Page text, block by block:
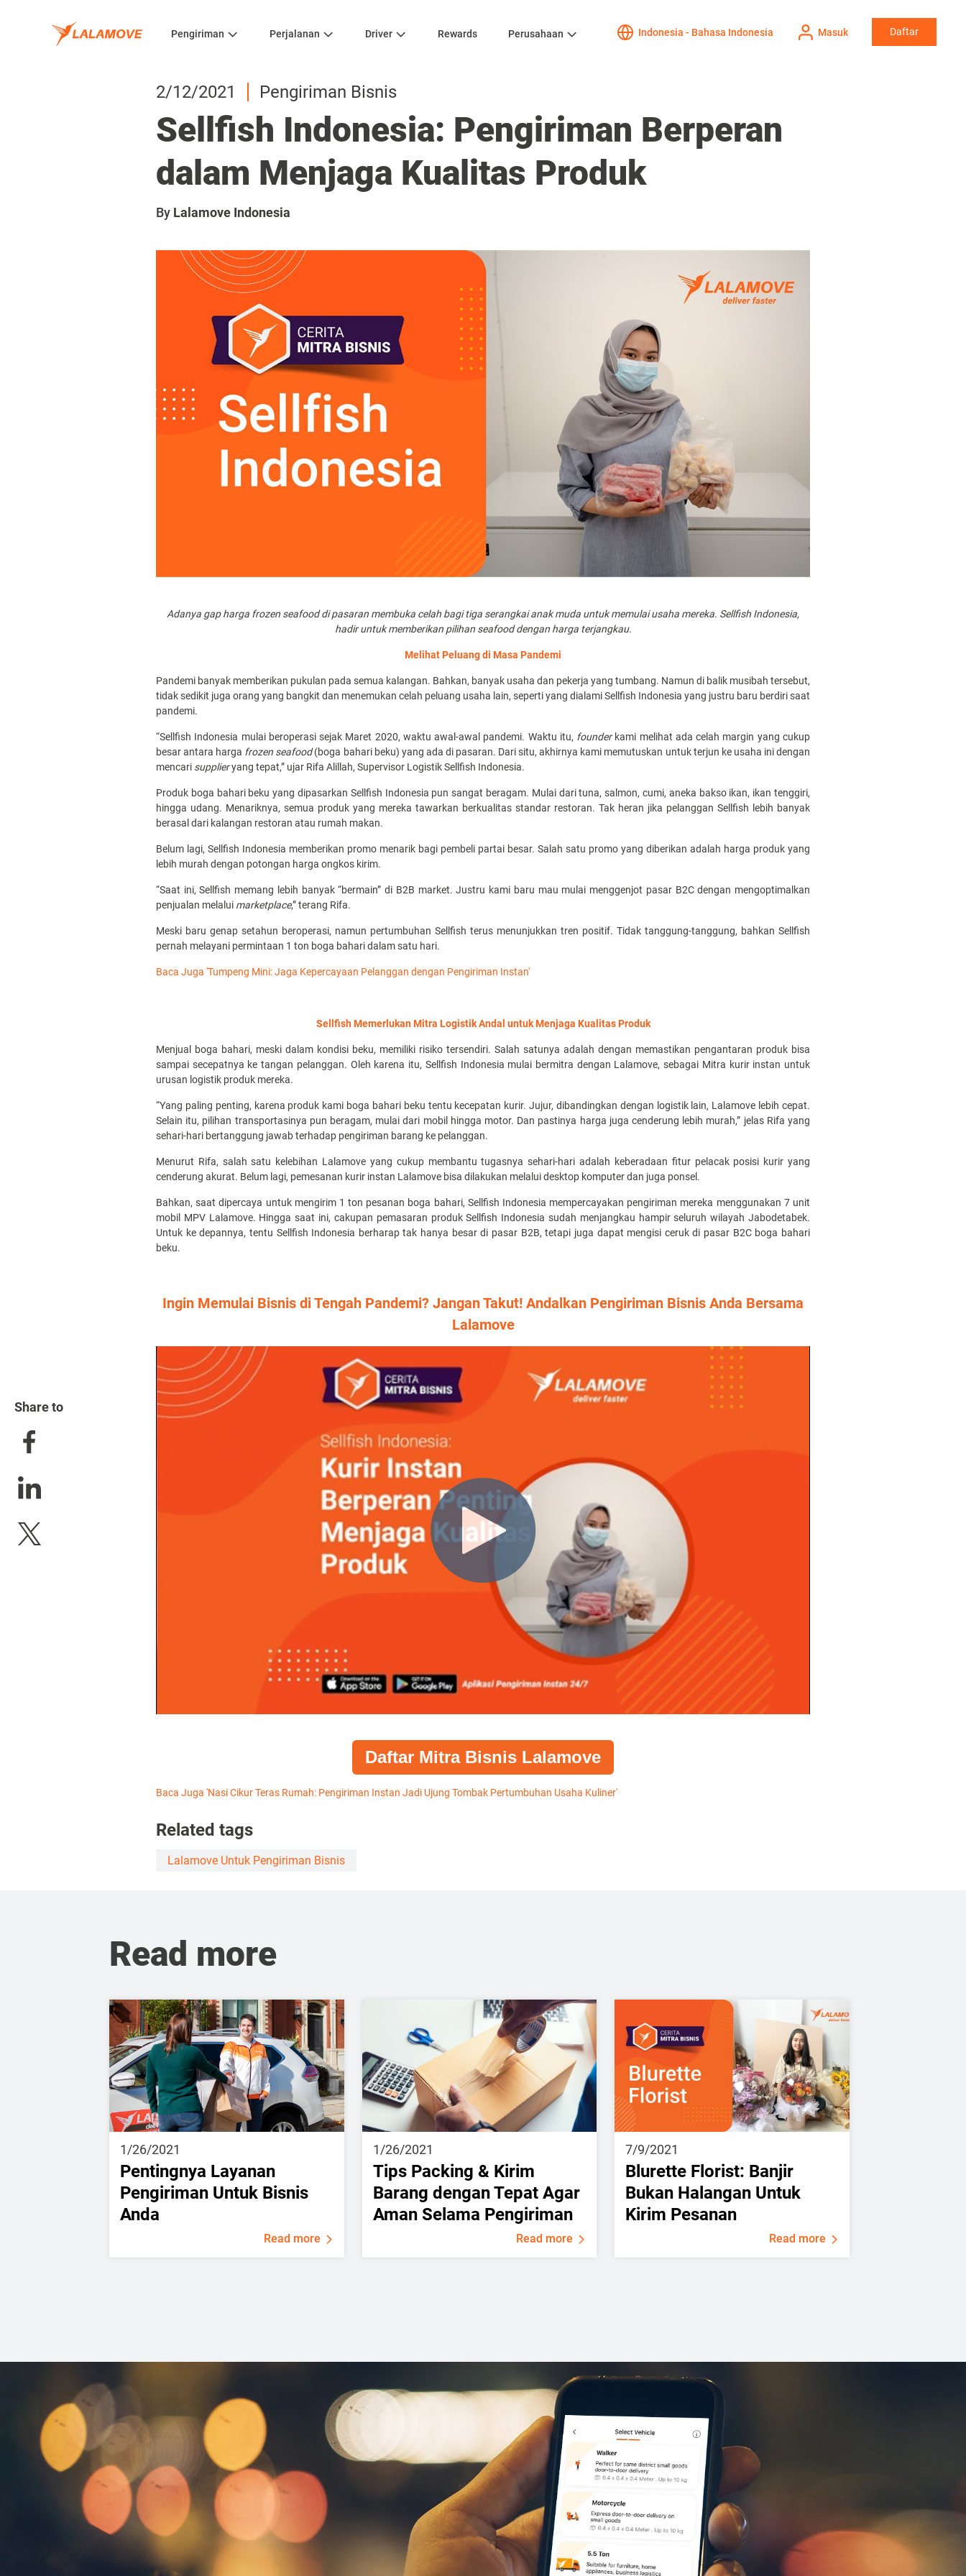
Pengiriman Perjalanan Driver Rewards Perusahaan Indonesia - Bahasa Indonesia Masuk Daftar
2/12/2021 Pengiriman Bisnis
Sellfish Indonesia: Pengiriman Berperan
dalam Menjaga Kualitas Produk
By Lalamove Indonesia
Adanya gap harga frozen seafood di pasaran membuka celah bagi tiga serangkai anak muda untuk memulai usaha mereka. Sellfish Indonesia,
hadir untuk memberikan pilihan seafood dengan harga terjangkau.
Melihat Peluang di Masa Pandemi
Pandemi banyak memberikan pukulan pada semua kalangan. Bahkan, banyak usaha dan pekerja yang tumbang. Namun di balik musibah tersebut,
tidak sedikit juga orang yang bangkit dan menemukan celah peluang usaha lain, seperti yang dialami Sellfish Indonesia yang justru baru berdiri saat
pandemi.
“Sellfish Indonesia mulai beroperasi sejak Maret 2020, waktu awal-awal pandemi. Waktu itu, founderkami melihat ada celah margin yang cukup
besar antara harga frozen seafood(boga bahari beku) yang ada di pasaran. Dari situ, akhirnya kami memutuskan untuk terjun ke usaha ini dengan
mencari supplieryang tepat,” ujar Rifa Alillah, Supervisor Logistik Sellfish Indonesia.
Produk boga bahari beku yang dipasarkan Sellfish Indonesia pun sangat beragam. Mulai dari tuna, salmon, cumi, aneka bakso ikan, ikan tenggiri,
hingga udang. Menariknya, semua produk yang mereka tawarkan berkualitas standar restoran. Tak heran jika pelanggan Sellfish lebih banyak
berasal dari kalangan restoran atau rumah makan.
Belum lagi, Sellfish Indonesia memberikan promo menarik bagi pembeli partai besar. Salah satu promo yang diberikan adalah harga produk yang
lebih murah dengan potongan harga ongkos kirim.
“Saat ini, Sellfish memang lebih banyak “bermain” di B2B market. Justru kami baru mau mulai menggenjot pasar B2C dengan mengoptimalkan
penjualan melalui marketplace,” terang Rifa.
Meski baru genap setahun beroperasi, namun pertumbuhan Sellfish terus menunjukkan tren positif. Tidak tanggung-tanggung, bahkan Sellfish
pernah melayani permintaan 1 ton boga bahari dalam satu hari.
Baca Juga 'Tumpeng Mini: Jaga Kepercayaan Pelanggan dengan Pengiriman Instan'
Sellfish Memerlukan Mitra Logistik Andal untuk Menjaga Kualitas Produk
Menjual boga bahari, meski dalam kondisi beku, memiliki risiko tersendiri. Salah satunya adalah dengan memastikan pengantaran produk bisa
sampai secepatnya ke tangan pelanggan. Oleh karena itu, Sellfish Indonesia mulai bermitra dengan Lalamove, sebagai Mitra kurir instan untuk
urusan logistik produk mereka.
“Yang paling penting, karena produk kami boga bahari beku tentu kecepatan kurir. Jujur, dibandingkan dengan logistik lain, Lalamove lebih cepat.
Selain itu, pilihan transportasinya pun beragam, mulai dari mobil hingga motor. Dan pastinya harga juga cenderung lebih murah,” jelas Rifa yang
sehari-hari bertanggung jawab terhadap pengiriman barang ke pelanggan.
Menurut Rifa, salah satu kelebihan Lalamove yang cukup membantu tugasnya sehari-hari adalah keberadaan fitur pelacak posisi kurir yang
cenderung akurat. Belum lagi, pemesanan kurir instan Lalamove bisa dilakukan melalui desktop komputer dan juga ponsel.
Bahkan, saat dipercaya untuk mengirim 1 ton pesanan boga bahari, Sellfish Indonesia mempercayakan pengiriman mereka menggunakan 7 unit
mobil MPV Lalamove. Hingga saat ini, cakupan pemasaran produk Sellfish Indonesia sudah menjangkau hampir seluruh wilayah Jabodetabek.
Untuk ke depannya, tentu Sellfish Indonesia berharap tak hanya besar di pasar B2B, tetapi juga dapat mengisi ceruk di pasar B2C boga bahari
beku.
Ingin Memulai Bisnis di Tengah Pandemi? Jangan Takut! Andalkan Pengiriman Bisnis Anda Bersama
Lalamove
Daftar Mitra Bisnis Lalamove
Baca Juga 'Nasi Cikur Teras Rumah: Pengiriman Instan Jadi Ujung Tombak Pertumbuhan Usaha Kuliner'
Related tags
Lalamove Untuk Pengiriman Bisnis
Read more
1/26/2021
Pentingnya Layanan
Pengiriman Untuk Bisnis
Anda
Read more
1/26/2021
Tips Packing & Kirim
Barang dengan Tepat Agar
Aman Selama Pengiriman
Read more
7/9/2021
Blurette Florist: Banjir
Bukan Halangan Untuk
Kirim Pesanan
Read more
Share to